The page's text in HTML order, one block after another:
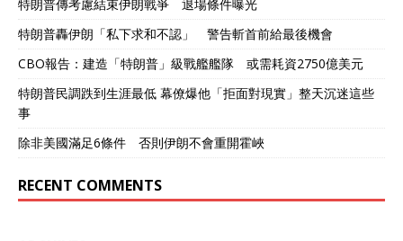
特朗普傳考慮結束伊朗戰爭 退場條件曝光
特朗普轟伊朗「私下求和不認」 警告斬首前給最後機會
CBO報告：建造「特朗普」級戰艦艦隊 或需耗資2750億美元
特朗普民調跌到生涯最低 幕僚爆他「拒面對現實」整天沉迷這些
事
除非美國滿足6條件 否則伊朗不會重開霍峽
RECENT COMMENTS